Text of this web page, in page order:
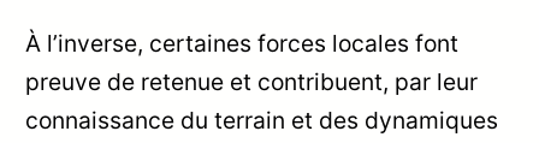
À l’inverse, certaines forces locales font
preuve de retenue et contribuent, par leur
connaissance du terrain et des dynamiques